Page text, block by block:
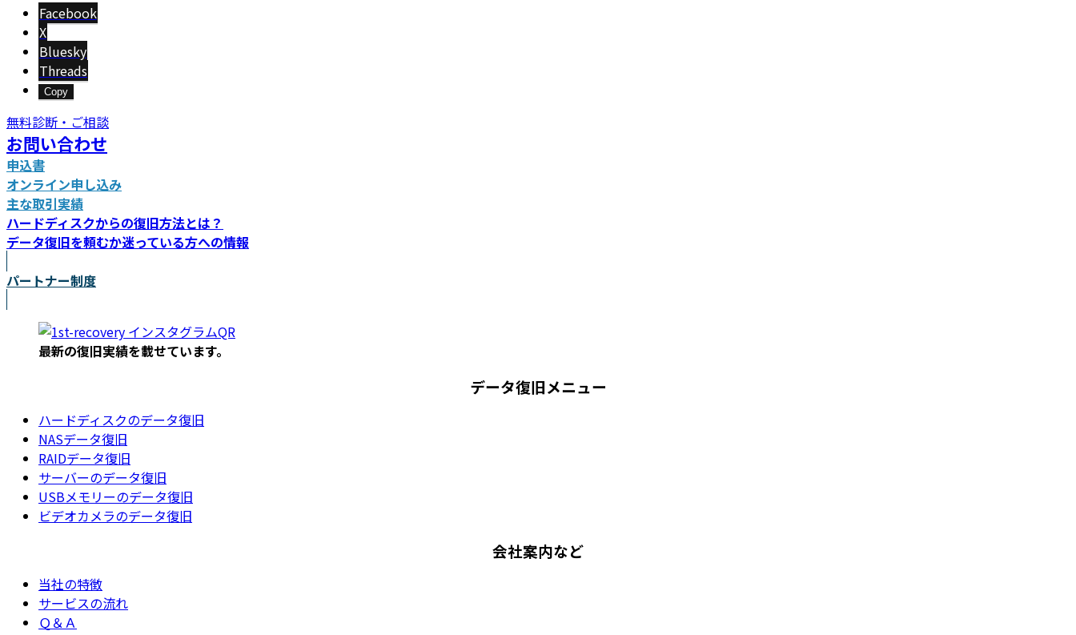
新
日
Facebook
X
Bluesky
Threads
Copy
無料診断・ご相談
お問い合わせ
申込書
オンライン申し込み
主な取引実績
ハードディスクからの復旧方法とは？
データ復旧を頼むか迷っている方への情報
パートナー制度
最新の復旧実績を載せています。
データ復旧メニュー
ハードディスクのデータ復旧
NASデータ復旧
RAIDデータ復旧
サーバーのデータ復旧
USBメモリーのデータ復旧
ビデオカメラのデータ復旧
会社案内など
当社の特徴
サービスの流れ
Ｑ＆Ａ